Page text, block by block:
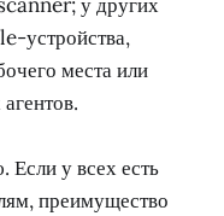
устройства,
места или
Если у всех есть
преимущество